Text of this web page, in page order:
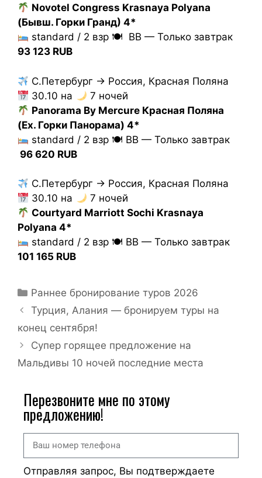
Novotel Congress Krasnaya Polyana
(Бывш. Горки Гранд) 4*
standard / 2 взр 🍽 BB — Только завтрак
93 123 RUB
С.Петербург → Россия, Красная Поляна
30.10 на
7 ночей
Panorama By Mercure Красная Поляна
(Ex. Горки Панорама) 4*
standard / 2 взр 🍽 BB — Только завтрак
96 620 RUB
С.Петербург → Россия, Красная Поляна
30.10 на
7 ночей
Courtyard Marriott Sochi Krasnaya
Polyana 4*
standard / 2 взр 🍽 BB — Только завтрак
101 165 RUB
Раннее бронирование туров 2026
Турция, Алания — бронируем туры на
конец сентября!
Супер горящее предложение на
Мальдивы 10 ночей последние места
Перезвоните мне по этому
предложению!
Отправляя запрос, Вы подтверждаете